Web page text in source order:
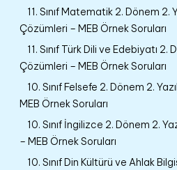
11. Sınıf Matematik 2. Dönem 2.
Çözümleri – MEB Örnek Soruları
11. Sınıf Türk Dili ve Edebiyatı 2.
Çözümleri – MEB Örnek Soruları
10. Sınıf Felsefe 2. Dönem 2.
MEB Örnek Soruları
10. Sınıf İngilizce 2. Dönem 2.
– MEB Örnek Soruları
10. Sınıf Din Kültürü ve Ahlak